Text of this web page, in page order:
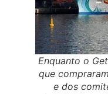
Enquanto o
que
e dos